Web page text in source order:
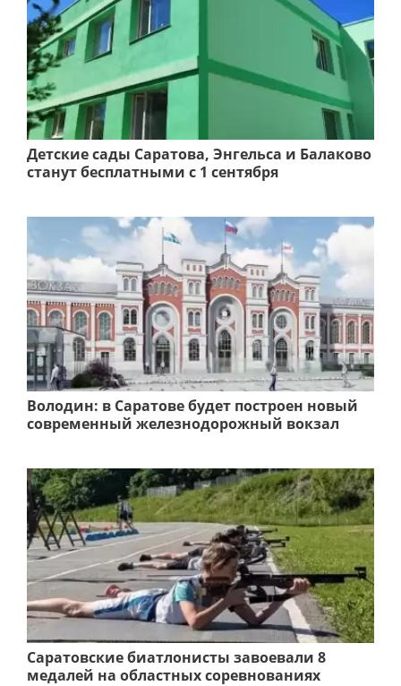
Детские сады Саратова, Энгельса и Балаково
станут бесплатными с 1 сентября
Володин: в Саратове будет построен новый
современный железнодорожный вокзал
Саратовские биатлонисты завоевали 8
медалей на областных соревнованиях